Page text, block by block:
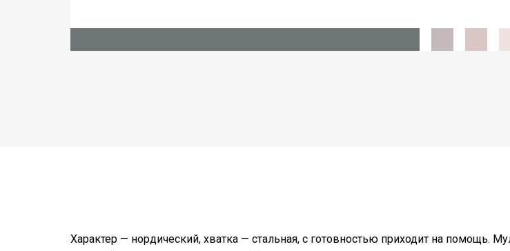
Характер — нордический, хватка — стальная, с готовностью приходит на помощь.